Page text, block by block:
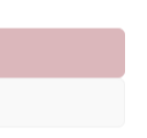
żel do
REVERS